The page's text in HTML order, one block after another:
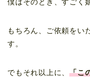
僕はそのとき、すごく
もちろん、ご依頼をい
す。
でもそれ以上に、「こ